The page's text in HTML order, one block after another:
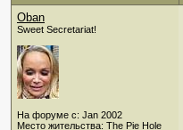
Oban
Sweet Secretariat!
На форуме с: Jan 2002
Место жительства: The Pie Hole